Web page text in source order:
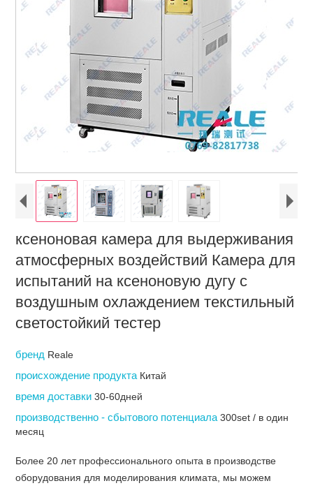
ксеноновая камера для выдерживания
атмосферных воздействий Камера для
испытаний на ксеноновую дугу с
воздушным охлаждением текстильный
светостойкий тестер
бренд Reale
происхождение продукта Китай
время доставки30-60дней
производственно - сбытового потенциала300set / в один
месяц
Более 20 лет профессионального опыта в производстве
оборудования для моделирования климата, мы можем